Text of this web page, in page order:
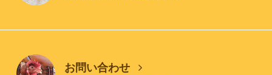
お問い合わせ